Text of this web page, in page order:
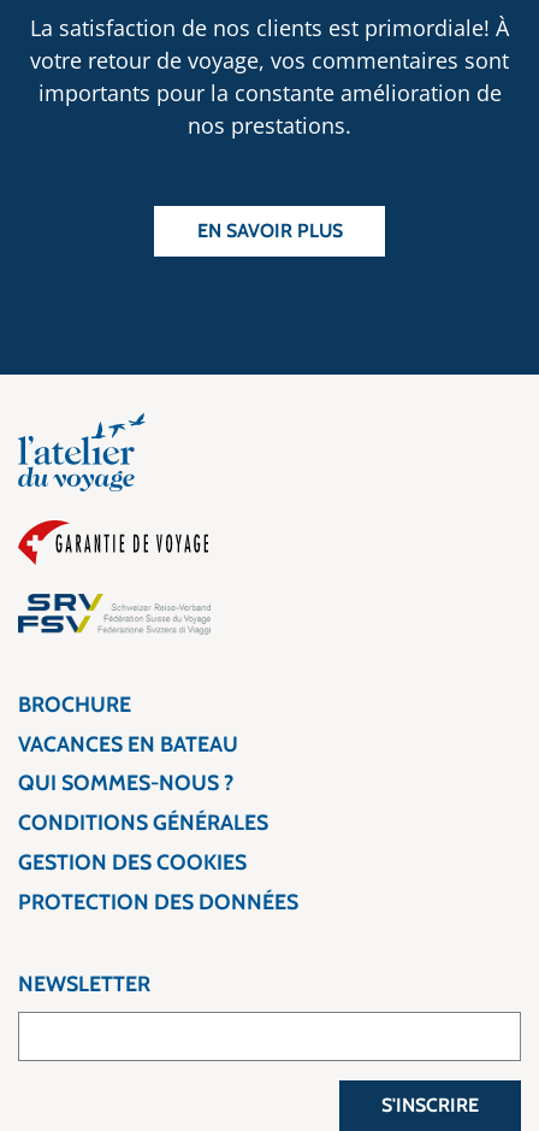
La satisfaction de nos clients est primordiale! À
votre retour de voyage, vos commentaires sont
importants pour la constante amélioration de
nos prestations.
EN SAVOIR PLUS
BROCHURE
VACANCES EN BATEAU
QUI SOMMES-NOUS ?
CONDITIONS GÉNÉRALES
GESTION DES COOKIES
PROTECTION DES DONNÉES
NEWSLETTER
S'INSCRIRE